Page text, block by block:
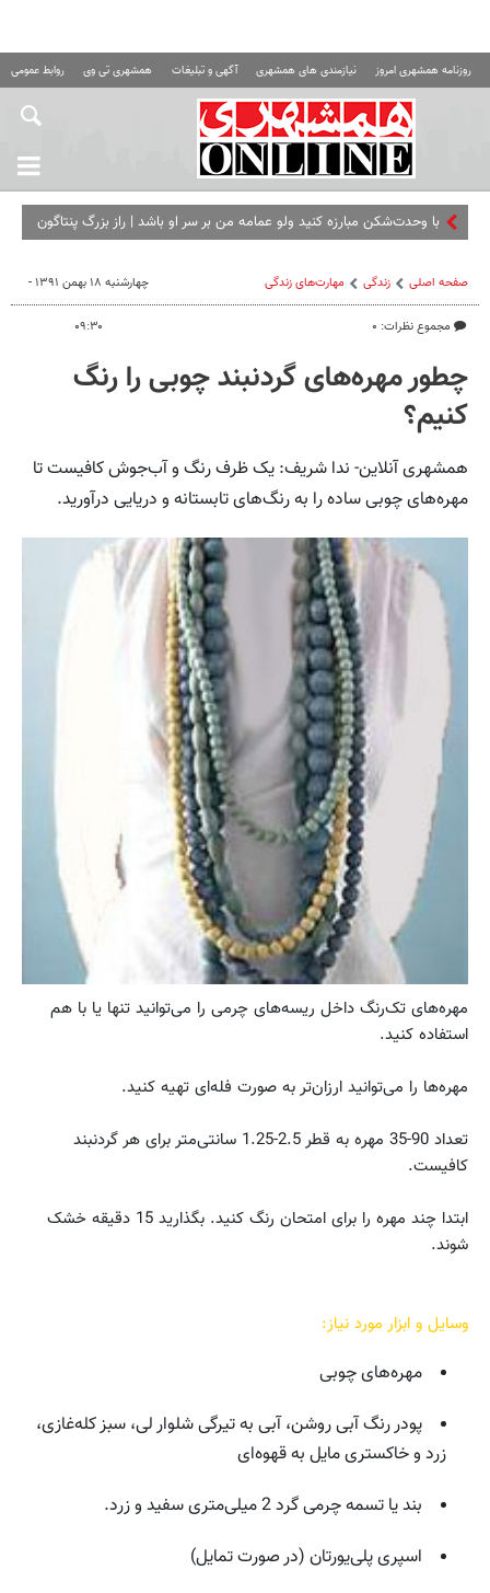
روزنامه همشهری امروز نیازمندی های همشهری آگهی و تبلیغات همشهری تی وی روابط عمومی
با وحدت‌شکن مبارزه کنید ولو عمامه من بر سر او باشد | راز بزرگ پنتاگون
صفحه اصلی زندگی مهارت‌های زندگی
مجموع نظرات: ۰
چهارشنبه ۱۸ بهمن ۱۳۹۱ -
۰۹:۳۰
چطور مهره‌های گردنبند چوبی را رنگ
کنیم؟
همشهری آنلاین- ندا شریف: یک ظرف رنگ و آب‌جوش کافیست تا
مهره‌های چوبی ساده را به رنگ‌های تابستانه و دریایی درآورید.
مهره‌های تک‌رنگ داخل ریسه‌های چرمی را می‌توانید تنها یا با هم
استفاده کنید.
مهره‌ها را می‌توانید ارزان‌تر به صورت فله‌ای تهیه کنید.
تعداد 90-35 مهره به قطر 2.5-1.25 سانتی‌متر برای هر گردنبند
کافیست.
ابتدا چند مهره را برای امتحان رنگ کنید. بگذارید 15 دقیقه خشک
شوند.
وسایل و ابزار مورد نیاز:
مهره‌های چوبی
پودر رنگ آبی روشن، آبی به تیرگی شلوار لی، سبز کله‌غازی،
زرد و خاکستری مایل به قهوه‌ای
بند یا تسمه چرمی گرد 2 میلی‌متری سفید و زرد.
اسپری پلی‌یورتان (در صورت تمایل)